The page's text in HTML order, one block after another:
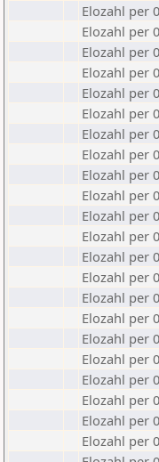
Elozahl per
Elozahl per
Elozahl per
Elozahl per
Elozahl per
Elozahl per
Elozahl per
Elozahl per
Elozahl per
Elozahl per
Elozahl per
Elozahl per
Elozahl per
Elozahl per
Elozahl per
Elozahl per
Elozahl per
Elozahl per
Elozahl per
Elozahl per
Elozahl per
Elozahl per